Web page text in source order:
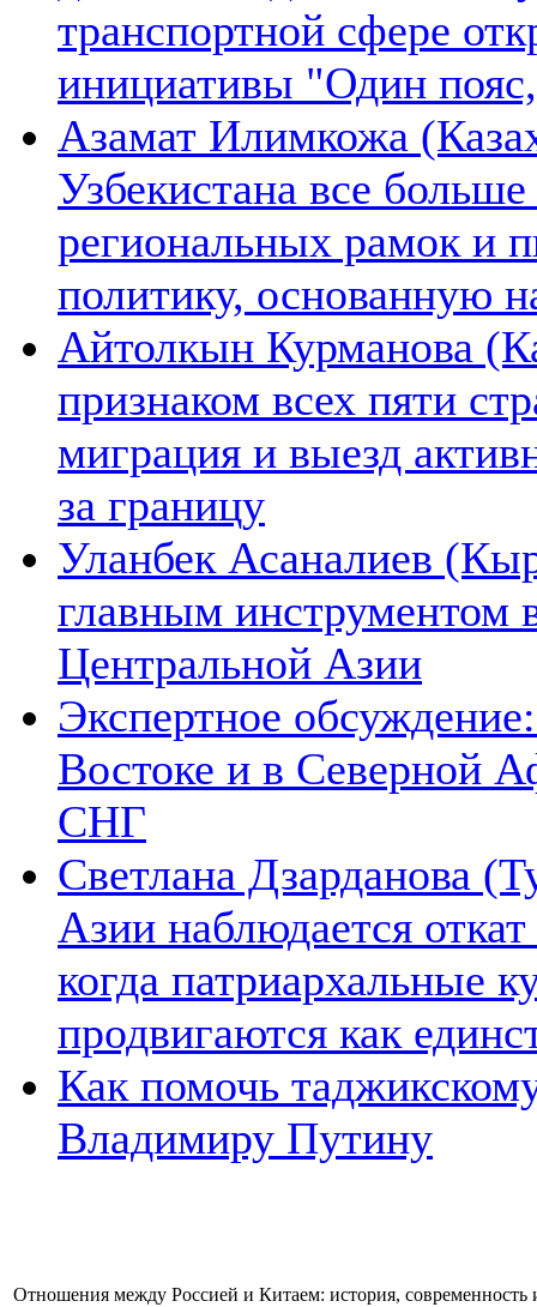
транспортной сфере
инициативы "Один
Азамат Илимкожа
Узбекистана все
региональных рамок и
политику, основанную
Айтолкын Курманова
признаком всех пяти
миграция и выезд
за границу
Уланбек Асаналиев
главным инструментом
Центральной Азии
Экспертное
Востоке и в Северной
СНГ
Светлана Дзарданова
Азии наблюдается
когда патриархальные
продвигаются как
Как помочь
Владимиру Путину
Отношения между Россией и Китаем: история, современность